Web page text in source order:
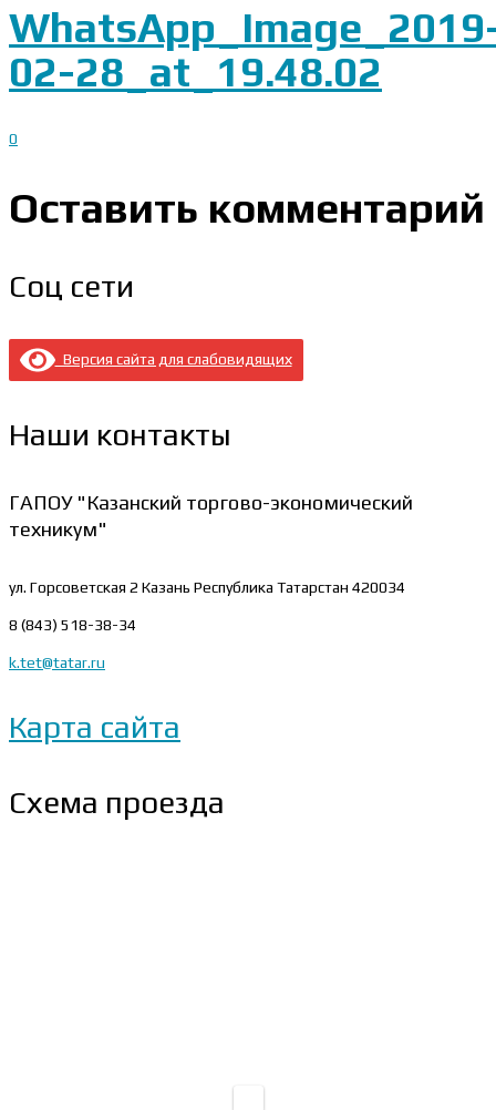
02-28_at_19.48.02
0
Оставить комментарий
Соц сети
Версия сайта для слабовидящих
Наши контакты
ГАПОУ "Казанский торгово-экономический
техникум"
ул. Горсоветская 2 Казань Республика Татарстан 420034
8 (843) 518-38-34
k.tet@tatar.ru
Карта сайта
Схема проезда